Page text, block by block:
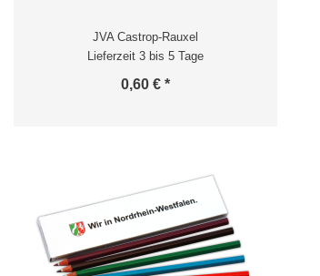
JVA Castrop-Rauxel
Lieferzeit 3 bis 5 Tage
0,60 € *